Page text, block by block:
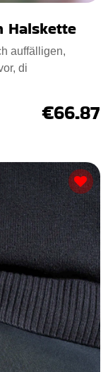
Halskette
auffälligen,
di
€66.87